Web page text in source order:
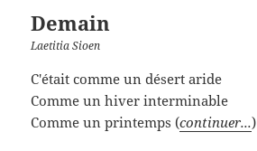
Demain
Laetitia Sioen
C'était comme un désert aride
Comme un hiver interminable
Comme un printemps (continuer...)